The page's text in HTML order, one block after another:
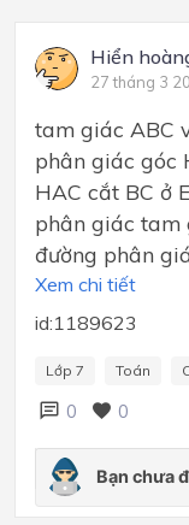
Hiển
27 tháng 3
tam giác ABC
phân giác góc
HAC cắt BC ở
phân giác tam
đường phân
Xem chi tiết
id:1189623
Lớp 7 Toán
0 0